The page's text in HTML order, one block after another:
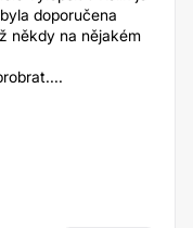
doporučena
někdy na nějakém